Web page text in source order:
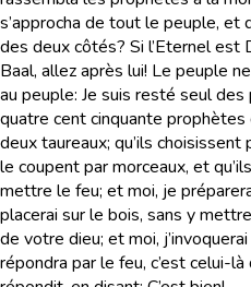
s’approcha de tout le peuple, et
des deux côtés? Si l’Eternel est
Baal, allez après lui! Le peuple
au peuple: Je suis resté seul
quatre cent cinquante prophètes
deux taureaux; qu’ils choisissent
le coupent par morceaux, et
mettre le feu; et moi, je
placerai sur le bois, sans y
de votre dieu; et moi,
répondra par le feu, c’est celui-